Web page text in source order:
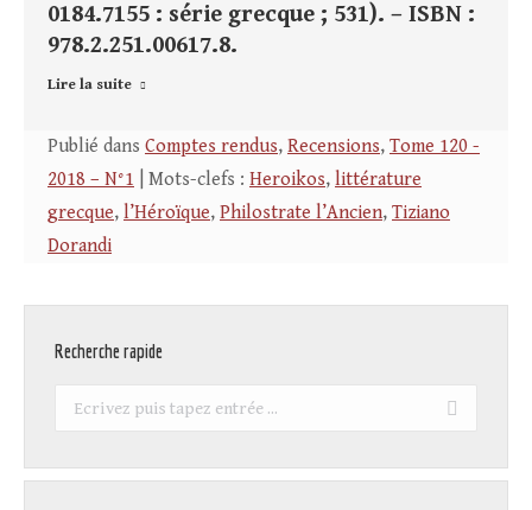
0184.7155 : série grecque ; 531). – ISBN :
978.2.251.00617.8.
Lire la suite
Publié dans Comptes rendus, Recensions, Tome 120 -
2018 – N°1 | Mots-clefs : Heroikos, littérature
grecque, l’Héroïque, Philostrate l’Ancien, Tiziano
Dorandi
Recherche rapide
Recherche